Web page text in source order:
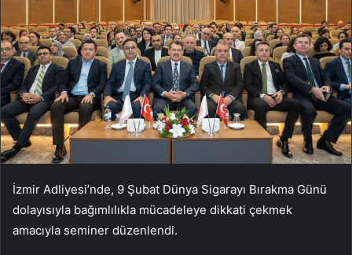
İzmir Adliyesi’nde, 9 Şubat Dünya Sigarayı Bırakma Günü
dolayısıyla bağımlılıkla mücadeleye dikkati çekmek
amacıyla seminer düzenlendi.